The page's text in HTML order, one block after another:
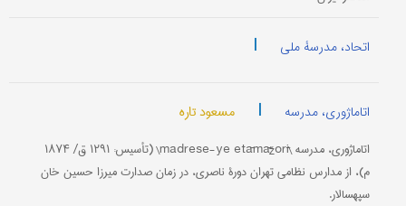
اتحاد، مدرسۀ ملی |
اتاماژوری، مدرسه | مسعود تاره
اتاماژوری، مدرسه \madrese-ye etāmāžorī\ (تأسیس: ۱۲۹۱ ق/ ۱۸۷۴
م)، از مدارس نظامی تهران دورۀ ناصری، در زمان صدارت میرزا حسین خان
سپهسالار.